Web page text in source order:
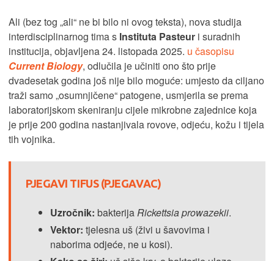
Ali (bez tog „ali“ ne bi bilo ni ovog teksta), nova studija
interdisciplinarnog tima s Instituta Pasteur i suradnih
institucija, objavljena 24. listopada 2025. u časopisu
Current Biology, odlučila je učiniti ono što prije
dvadesetak godina još nije bilo moguće: umjesto da ciljano
traži samo „osumnjičene“ patogene, usmjerila se prema
laboratorijskom skeniranju cijele mikrobne zajednice koja
je prije 200 godina nastanjivala rovove, odjeću, kožu i tijela
tih vojnika.
PJEGAVI TIFUS (PJEGAVAC)
Uzročnik: bakterijaRickettsia prowazekii.
Vektor: tjelesna uš (živi u šavovima i
naborima odjeće, ne u kosi).